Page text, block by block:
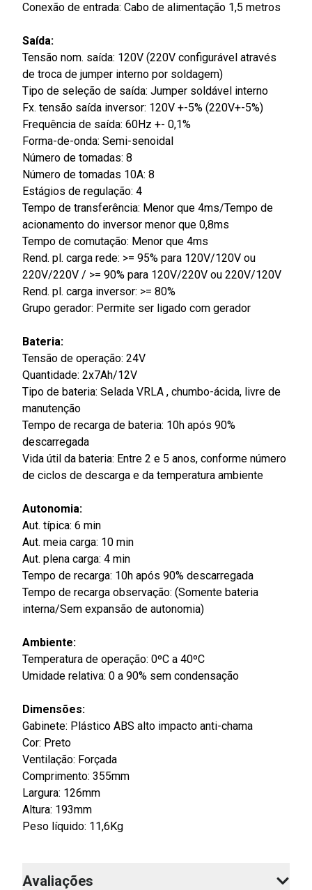
Conexão de entrada: Cabo de alimentação 1,5 metros
Saída:
Tensão nom. saída: 120V (220V configurável através
de troca de jumper interno por soldagem)
Tipo de seleção de saída: Jumper soldável interno
Fx. tensão saída inversor: 120V +-5% (220V+-5%)
Frequência de saída: 60Hz +- 0,1%
Forma-de-onda: Semi-senoidal
Número de tomadas: 8
Número de tomadas 10A: 8
Estágios de regulação: 4
Tempo de transferência: Menor que 4ms/Tempo de
acionamento do inversor menor que 0,8ms
Tempo de comutação: Menor que 4ms
Rend. pl. carga rede: >= 95% para 120V/120V ou
220V/220V / >= 90% para 120V/220V ou 220V/120V
Rend. pl. carga inversor: >= 80%
Grupo gerador: Permite ser ligado com gerador
Bateria:
Tensão de operação: 24V
Quantidade: 2x7Ah/12V
Tipo de bateria: Selada VRLA , chumbo-ácida, livre de
manutenção
Tempo de recarga de bateria: 10h após 90%
descarregada
Vida útil da bateria: Entre 2 e 5 anos, conforme número
de ciclos de descarga e da temperatura ambiente
Autonomia:
Aut. típica: 6 min
Aut. meia carga: 10 min
Aut. plena carga: 4 min
Tempo de recarga: 10h após 90% descarregada
Tempo de recarga observação: (Somente bateria
interna/Sem expansão de autonomia)
Ambiente:
Temperatura de operação: 0ºC a 40ºC
Umidade relativa: 0 a 90% sem condensação
Dimensões:
Gabinete: Plástico ABS alto impacto anti-chama
Cor: Preto
Ventilação: Forçada
Comprimento: 355mm
Largura: 126mm
Altura: 193mm
Peso líquido: 11,6Kg
Avaliações